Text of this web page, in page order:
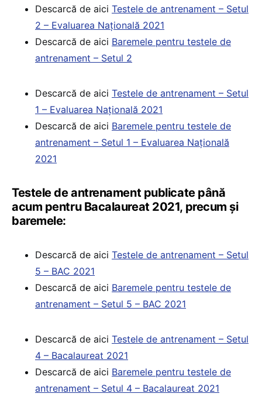
Descarcă de aici Testele de antrenament – Setul
2 – Evaluarea Națională 2021
Descarcă de aici Baremele pentru testele de
antrenament – Setul 2
Descarcă de aici Testele de antrenament – Setul
1 – Evaluarea Națională 2021
Descarcă de aici Baremele pentru testele de
antrenament – Setul 1 – Evaluarea Națională
2021
Testele de antrenament publicate până
acum pentru Bacalaureat 2021, precum și
baremele:
Descarcă de aici Testele de antrenament – Setul
5 – BAC 2021
Descarcă de aici Baremele pentru testele de
antrenament – Setul 5 – BAC 2021
Descarcă de aici Testele de antrenament – Setul
4 – Bacalaureat 2021
Descarcă de aici Baremele pentru testele de
antrenament – Setul 4 – Bacalaureat 2021